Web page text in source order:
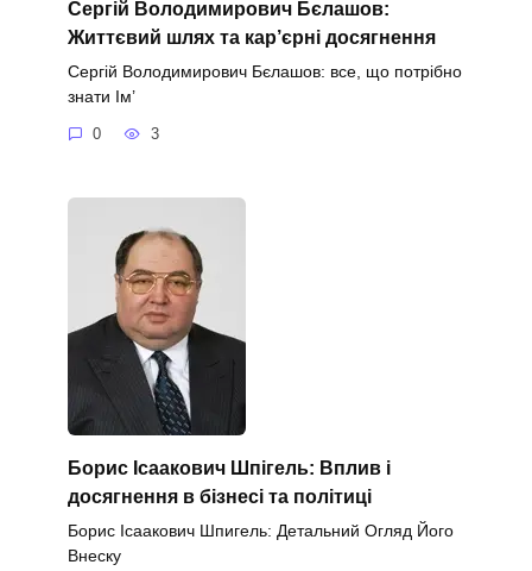
Сергій Володимирович Бєлашов:
Життєвий шлях та кар’єрні досягнення
Сергій Володимирович Бєлашов: все, що потрібно
знати Ім’
0 3
Борис Ісаакович Шпігель: Вплив і
досягнення в бізнесі та політиці
Борис Ісаакович Шпигель: Детальний Огляд Його
Внеску